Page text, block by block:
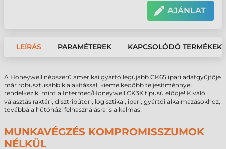
AJÁNLAT
LEÍRÁS PARAMÉTEREK KAPCSOLÓDÓ TERMÉKEK
A Honeywell népszerű amerikai gyártó legújabb CK65 ipari adatgyűjtője
már robusztusabb kialakítással, kiemelkedőbb teljesítménnyel
rendelkezik, mint a Intermec/Honeywell CK3X típusú elődje! Kiváló
választás raktári, disztribútori, logisztikai, ipari, gyártói alkalmazásokhoz,
továbbá a hűtőházi felhasználásra is alkalmas!
MUNKAVÉGZÉS KOMPROMISSZUMOK
NÉLKÜL